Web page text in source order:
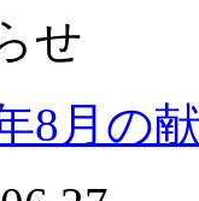
せ
8月の